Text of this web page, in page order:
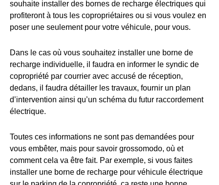
souhaite installer des bornes de recharge électriques qui
profiteront à tous les copropriétaires ou si vous voulez en
poser une seulement pour votre véhicule, pour vous.
Dans le cas où vous souhaitez installer une borne de
recharge individuelle, il faudra en informer le syndic de
copropriété par courrier avec accusé de réception,
dedans, il faudra détailler les travaux, fournir un plan
d’intervention ainsi qu’un schéma du futur raccordement
électrique.
Toutes ces informations ne sont pas demandées pour
vous embêter, mais pour savoir grossomodo, où et
comment cela va être fait. Par exemple, si vous faites
installer une borne de recharge pour véhicule électrique